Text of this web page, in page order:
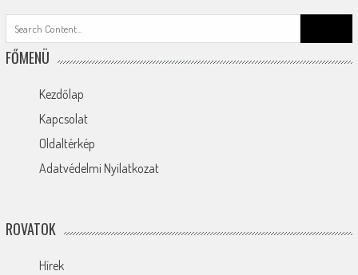
for:
FŐMENÜ
Kezdőlap
Kapcsolat
Oldaltérkép
Adatvédelmi Nyilatkozat
ROVATOK
Hírek